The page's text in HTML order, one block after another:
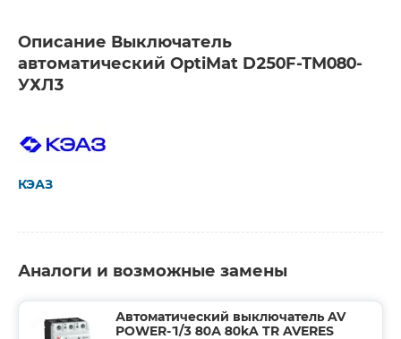
Описание Выключатель
автоматический OptiMat D250F-TM080-
УХЛ3
КЭАЗ
Аналоги и возможные замены
Автоматический выключатель AV
POWER-1/3 80А 80kA TR AVERES